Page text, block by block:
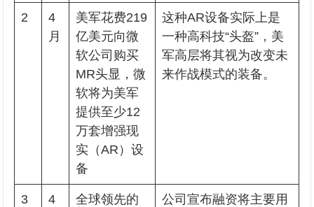
2
4
月
美军花费219
亿美元向微
软公司购买
MR头显，微
软将为美军
提供至少12
万套增强现
实（AR）设
备
这种AR设备实际上是
一种高科技“头盔”，美
军高层将其视为改变未
来作战模式的装备。
3
4
全球领先的
公司宣布融资将主要用